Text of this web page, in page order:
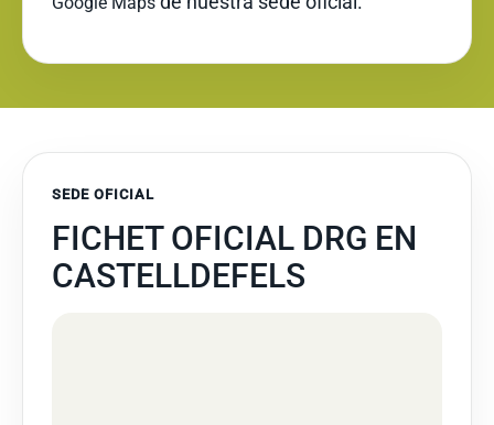
SEDE OFICIAL
FICHET OFICIAL DRG EN
CASTELLDEFELS